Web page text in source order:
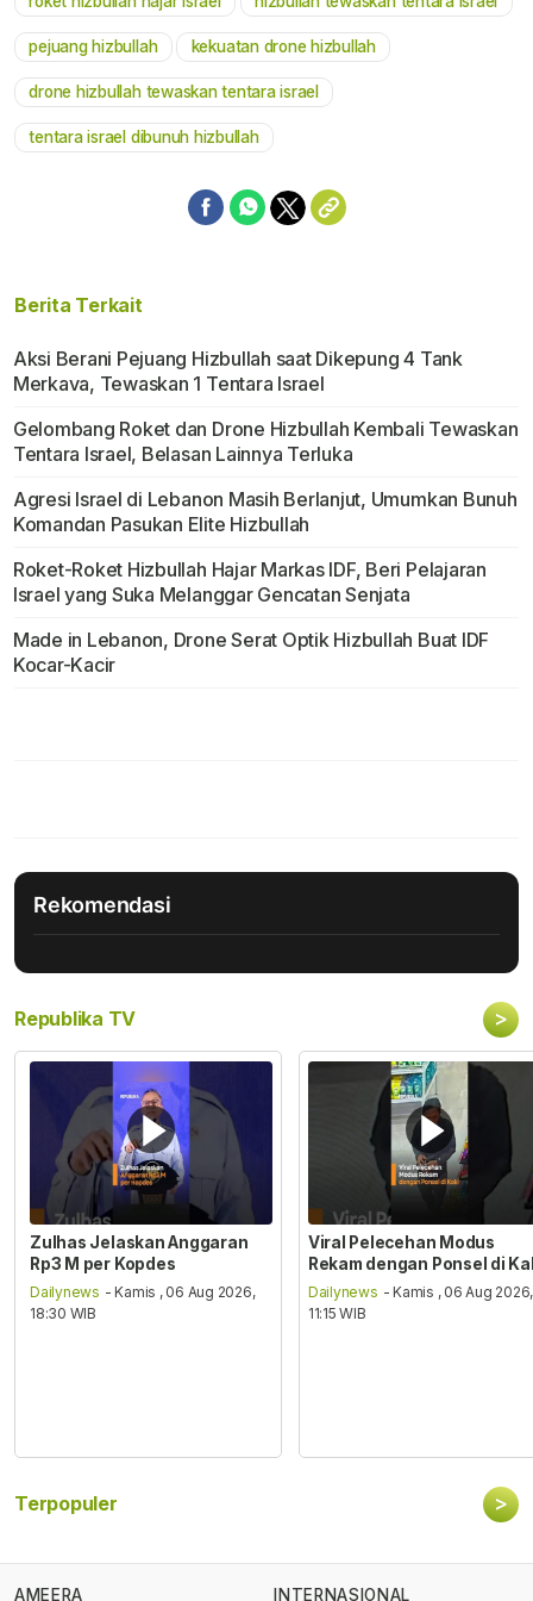
pejuang hizbullah kekuatan drone hizbullah
drone hizbullah tewaskan tentara israel
tentara israel dibunuh hizbullah
Berita Terkait
Aksi Berani Pejuang Hizbullah saat Dikepung 4 Tank
Merkava, Tewaskan 1 Tentara Israel
Gelombang Roket dan Drone Hizbullah Kembali Tewaskan
Tentara Israel, Belasan Lainnya Terluka
Agresi Israel di Lebanon Masih Berlanjut, Umumkan Bunuh
Komandan Pasukan Elite Hizbullah
Roket-Roket Hizbullah Hajar Markas IDF, Beri Pelajaran
Israel yang Suka Melanggar Gencatan Senjata
Made in Lebanon, Drone Serat Optik Hizbullah Buat IDF
Kocar-Kacir
Rekomendasi
Republika TV >
Zulhas Jelaskan Anggaran
Rp3 M per Kopdes
Dailynews - Kamis , 06 Aug 2026,
18:30 WIB
Viral Pelecehan Modus
Rekam dengan Ponsel di
Dailynews - Kamis , 06 Aug 2026,
11:15 WIB
Terpopuler >
AMEERA INTERNASIONAL